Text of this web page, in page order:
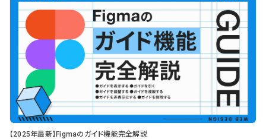
【2025年最新】Figmaのガイド機能完全解説